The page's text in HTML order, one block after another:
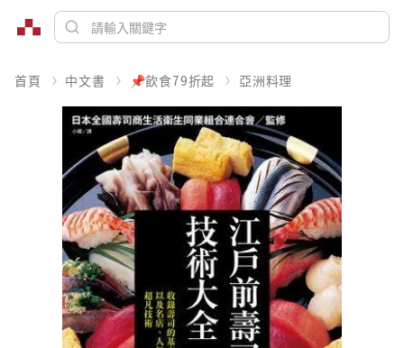
首頁 中文書 📌飲食79折起 亞洲料理